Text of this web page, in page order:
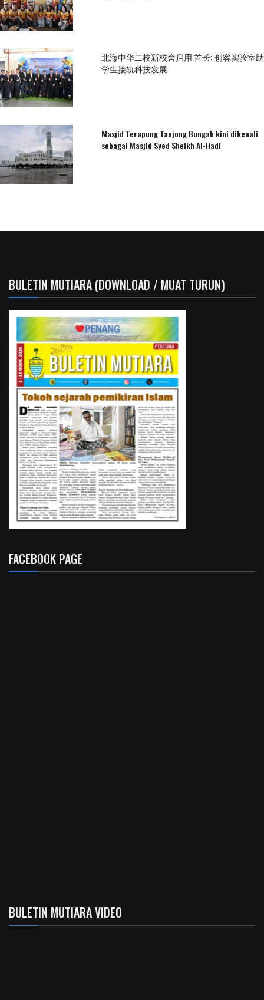
北海中华二校新校舍启用 首长: 创客实验室助
学生接轨科技发展
Masjid Terapung Tanjong Bungah kini dikenali
sebagai Masjid Syed Sheikh Al-Hadi
BULETIN MUTIARA (DOWNLOAD / MUAT TURUN)
FACEBOOK PAGE
BULETIN MUTIARA VIDEO